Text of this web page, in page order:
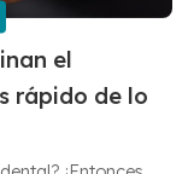
el
rápido de lo